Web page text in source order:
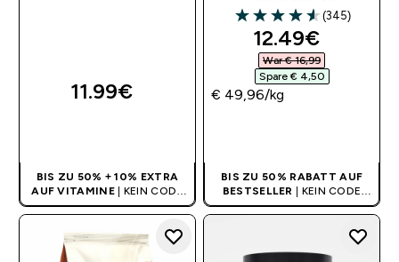
11.99€‎
BIS ZU 50% + 10% EXTRA
AUF VITAMINE
| KEIN CODE
BENÖTIGT
4.56 out of 5 stars
(345)
discounted
12.49€‎
War € 16,99‎
Spare € 4,50‎
€ 49,96‎/kg
BIS ZU 50% RABATT AUF
BESTSELLER
| KEIN CODE
BENÖTIGT